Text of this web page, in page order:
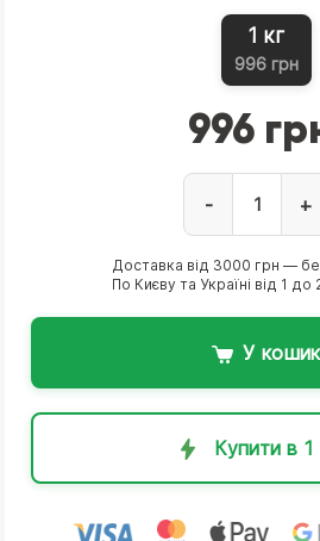
1 кг
996 грн
996
- +
Доставка від 3000 грн —
По Києву та Україні від 1 до
У кошик
Купити в 1